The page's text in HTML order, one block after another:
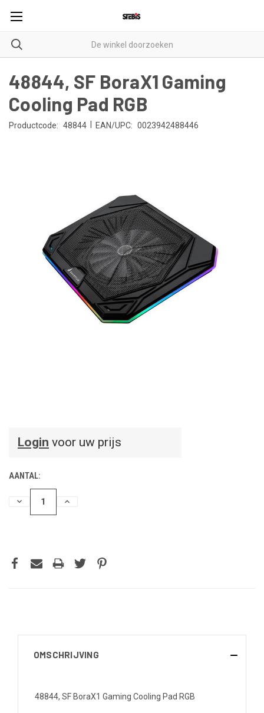
48844, SF BoraX1 Gaming
Cooling Pad RGB
Productcode: 48844 EAN/UPC: 0023942488446
Login voor uw prijs
AANTAL:
HOEVEELHEIDHOEVEELHEID
OMSCHRIJVING
48844, SF BoraX1 Gaming Cooling Pad RGB